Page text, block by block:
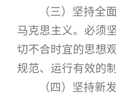
（三）坚持全
马克思主义。必须
切不合时宜的思想
规范、运行有效的
（四）坚持新